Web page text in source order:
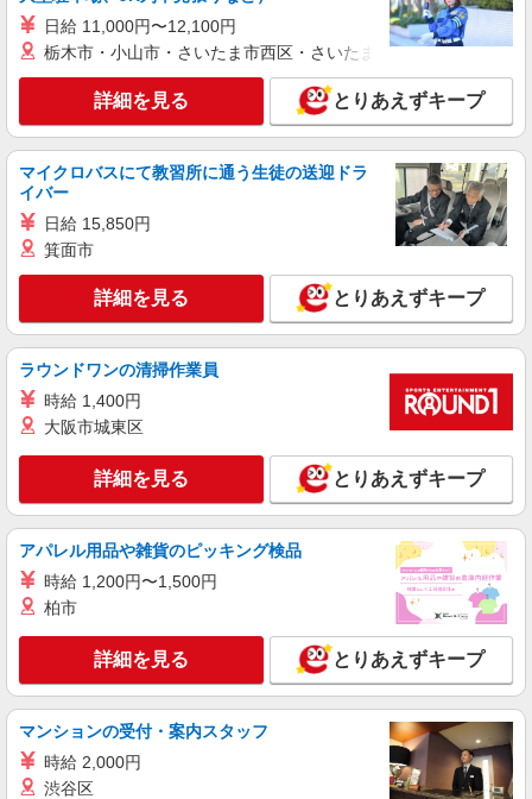
キープ 詳細を見る
株式会社kotrio /●KM-H-1977396
≪熊本市西区／看護助手≫子育て世代活躍中！
働きやすい環境♪
時給1450円〜2062円 ＜日払い有/週払い有/交
キープ 詳細を見る
派遣社員
株式会社kotrio /●KM-H-1896039
熊本市西区のサ高住＊シフト融通が利くため子
時給2000円〜2500円 ＜日払い有/週払い有/交
通費全支給(ガソリン代含む)＞
熊本市西区 熊本駅周辺
キープ 詳細を見る
派遣社員
株式会社kotrio /●KM-H-1894496
熊本市西区＊医療現場を支える看護助手＊嬉し
い高時給◎研修あり
時給1450円〜2062円 ＜日払い有/週払い有/交
通費全支給(ガソリン代含む)＞
日給 11,000円〜12,100円
栃木市・小山市・さいたま市西区・さいたま市岩槻区・久喜市・
詳細を見る とりあえずキープ
マイクロバスにて教習所に通う生徒の送迎ドラ
イバー
日給 15,850円
箕面市
詳細を見る とりあえずキープ
ラウンドワンの清掃作業員
時給 1,400円
大阪市城東区
詳細を見る とりあえずキープ
アパレル用品や雑貨のピッキング検品
時給 1,200円〜1,500円
柏市
詳細を見る とりあえずキープ
マンションの受付・案内スタッフ
時給 2,000円
渋谷区